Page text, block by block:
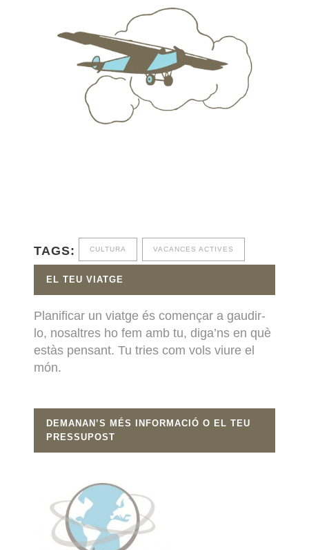
TAGS: CULTURA VACANCES ACTIVES
EL TEU VIATGE
Planificar un viatge és començar a gaudir-
lo, nosaltres ho fem amb tu, diga’ns en què
estàs pensant. Tu tries com vols viure el
món.
DEMANAN’S MÉS INFORMACIÓ O EL TEU
PRESSUPOST